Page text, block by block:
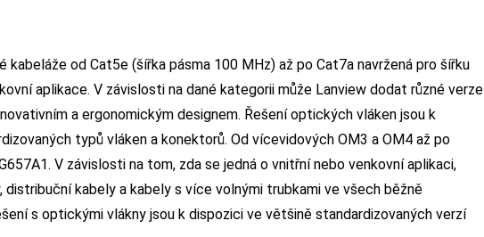
od Cat5e (šířka pásma 100 MHz) až po Cat7a navržená pro šířku
aplikace. V závislosti na dané kategorii může Lanview dodat různé verze
a ergonomickým designem. Řešení optických vláken jsou k
typů vláken a konektorů. Od vícevidových OM3 a OM4 až po
V závislosti na tom, zda se jedná o vnitřní nebo venkovní aplikaci,
distribuční kabely a kabely s více volnými trubkami ve všech běžně
s optickými vlákny jsou k dispozici ve většině standardizovaných verzí